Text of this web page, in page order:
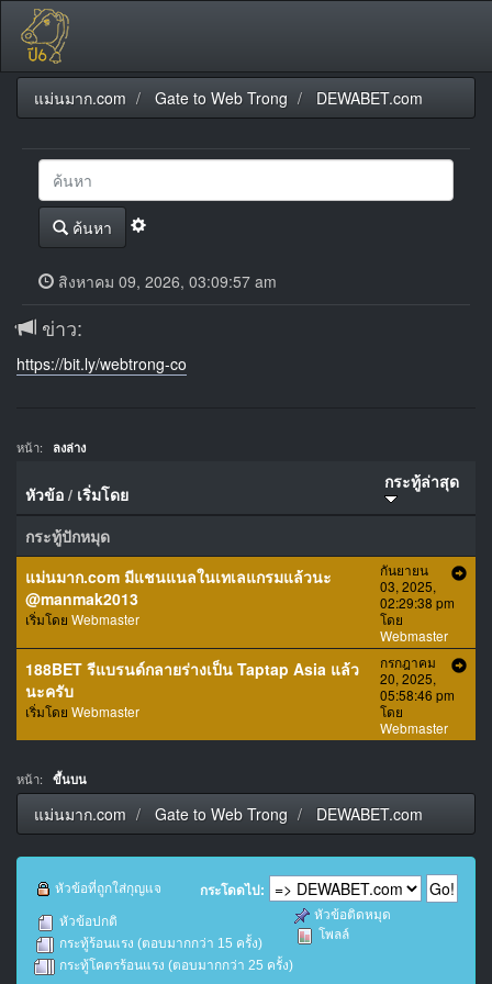
แม่นมาก.com Gate to Web Trong DEWABET.com
ค้นหา
สิงหาคม 09, 2026, 03:09:57 am
ข่าว:
https://bit.ly/webtrong-co
หน้า: ลงล่าง
หัวข้อ / เริ่มโดย
กระทู้ล่าสุด
กระทู้ปักหมุด
แม่นมาก.com มีแชนแนลในเทเลแกรมแล้วนะ
@manmak2013
เริ่มโดย Webmaster
กันยายน
03, 2025,
02:29:38 pm
โดย
Webmaster
188BET รีแบรนด์กลายร่างเป็น Taptap Asia แล้ว
นะครับ
เริ่มโดย Webmaster
กรกฎาคม
20, 2025,
05:58:46 pm
โดย
Webmaster
หน้า: ขึ้นบน
แม่นมาก.com Gate to Web Trong DEWABET.com
กระโดดไป:
หัวข้อปกติ
กระทู้ร้อนแรง (ตอบมากกว่า 15 ครั้ง)
กระทู้โคตรร้อนแรง (ตอบมากกว่า 25 ครั้ง)
หัวข้อที่ถูกใส่กุญแจ
หัวข้อติดหมุด
โพลล์